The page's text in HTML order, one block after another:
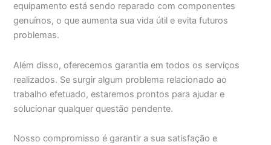
equipamento está sendo reparado com componentes
genuínos, o que aumenta sua vida útil e evita futuros
problemas.
Além disso, oferecemos garantia em todos os serviços
realizados. Se surgir algum problema relacionado ao
trabalho efetuado, estaremos prontos para ajudar e
solucionar qualquer questão pendente.
Nosso compromisso é garantir a sua satisfação e